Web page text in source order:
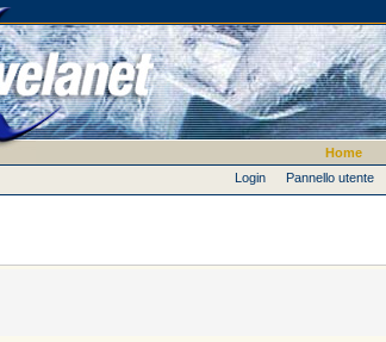
Home
Login
Pannello utente